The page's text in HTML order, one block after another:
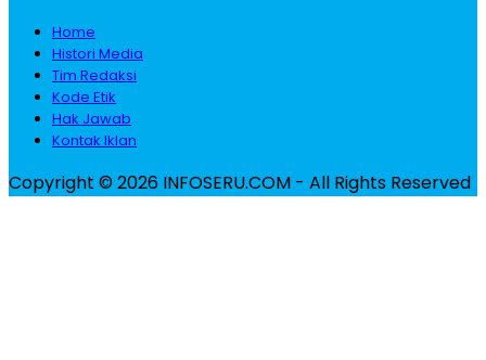
Home
Histori Media
Tim Redaksi
Kode Etik
Hak Jawab
Kontak Iklan
Copyright © 2026 INFOSERU.COM - All Rights Reserved